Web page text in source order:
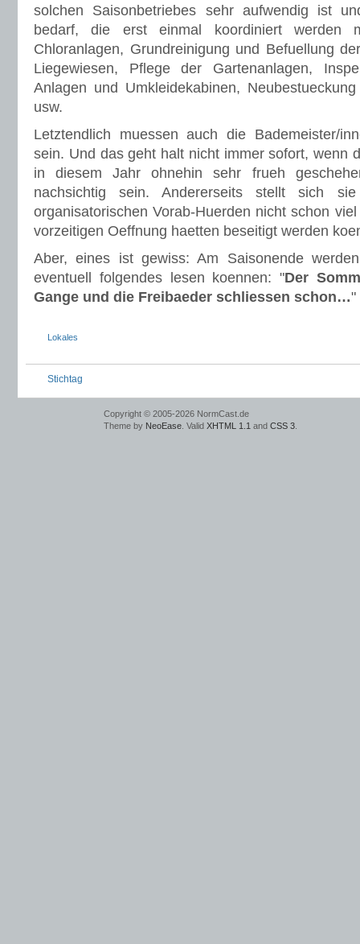
solchen Saisonbetriebes sehr aufwendig ist
bedarf, die erst einmal koordiniert werden
Chloranlagen, Grundreinigung und Befuellung
Liegewiesen, Pflege der Gartenanlagen,
Anlagen und Umkleidekabinen,
usw.
Letztendlich muessen auch die Bademeister/
sein. Und das geht halt nicht immer sofort, wenn
in diesem Jahr ohnehin sehr frueh
nachsichtig sein. Andererseits stellt sich
organisatorischen Vorab-Huerden nicht schon
vorzeitigen Oeffnung haetten beseitigt werden
Aber, eines ist gewiss: Am Saisonende
eventuell folgendes lesen koennen: "Der
Gange und die Freibaeder schliessen schon…"
Lokales
Stichtag
Copyright © 2005-2026 NormCast.de
Theme by NeoEase . Valid XHTML 1.1 and CSS 3